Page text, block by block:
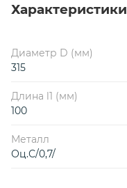
Характеристики
Диаметр D (мм)
315
Длина l1 (мм)
100
Металл
Оц.С/0,7/